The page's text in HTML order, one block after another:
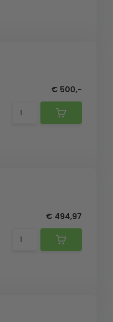
€ 500,-
€ 494,97